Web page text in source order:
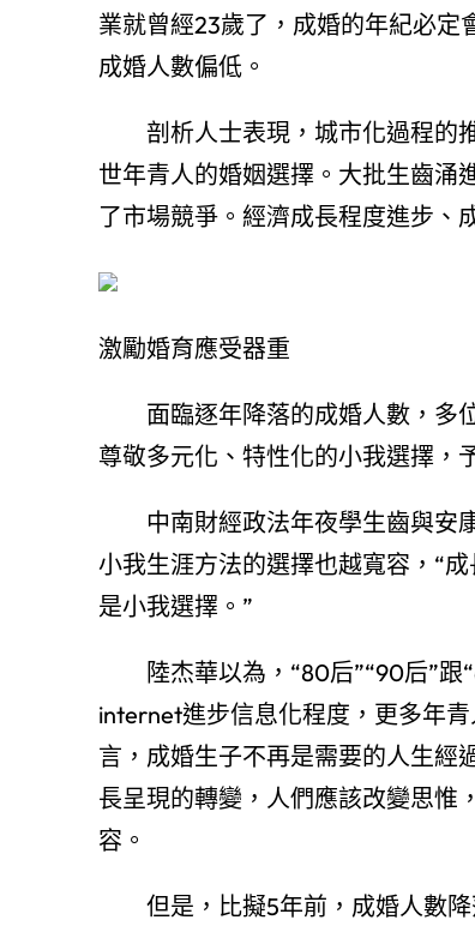
業就曾經23歲了，成婚的年紀必定
成婚人數偏低。
剖析人士表現，城市化過程的
世年青人的婚姻選擇。大批生齒涌
了市場競爭。經濟成長程度進步、
激勵婚育應受器重
面臨逐年降落的成婚人數，多位
尊敬多元化、特性化的小我選擇，
中南財經政法年夜學生齒與安康
小我生涯方法的選擇也越寬容，“
是小我選擇。”
陸杰華以為，“80后”“90后”跟
internet進步信息化程度，更多年
言，成婚生子不再是需要的人生經
長呈現的轉變，人們應該改變思惟
容。
但是，比擬5年前，成婚人數降